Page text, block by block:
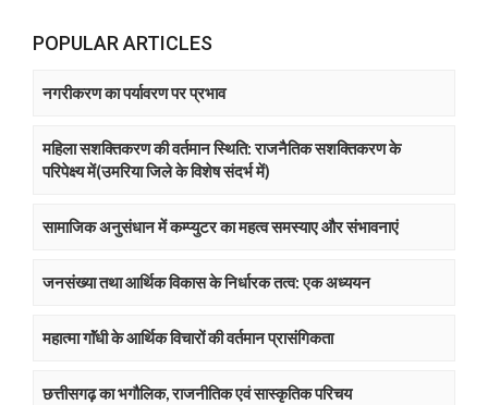
POPULAR ARTICLES
नगरीकरण का पर्यावरण पर प्रभाव
महिला सशक्तिकरण की वर्तमान स्थिति: राजनैतिक सशक्तिकरण के
परिपेक्ष्य में(उमरिया जिले के विशेष संदर्भ में)
सामाजिक अनुसंधान में कम्प्युटर का महत्व समस्याए और संभावनाएं
जनसंख्या तथा आर्थिक विकास के निर्धारक तत्व: एक अध्ययन
महात्मा गाॅंधी के आर्थिक विचारों की वर्तमान प्रासंगिकता
छत्तीसगढ़ का भगौलिक, राजनीतिक एवं सास्कृतिक परिचय